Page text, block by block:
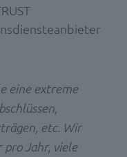
eine extreme
etc. Wir
pro Jahr, viele